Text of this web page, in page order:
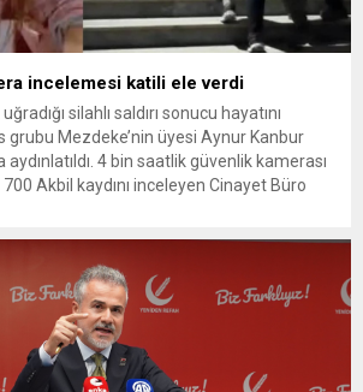
incelemesi katili ele verdi
silahlı saldırı sonucu hayatını
grubu Mezdeke’nin üyesi Aynur Kanbur
aydınlatıldı. 4 bin saatlik güvenlik kamerası
Akbil kaydını inceleyen Cinayet Büro